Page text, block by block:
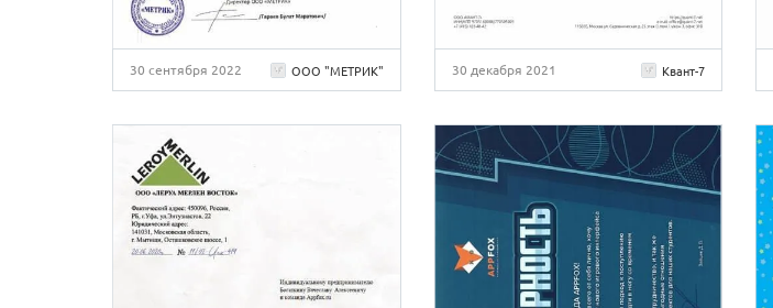
30 сентября 2022 ООО "МЕТРИК" 30 декабря 2021 Квант-7